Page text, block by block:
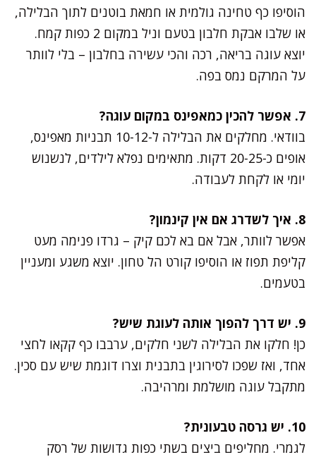
הוסיפו כף טחינה גולמית או חמאת בוטנים לתוך הבלילה,
או שלבו אבקת חלבון בטעם וניל במקום 2 כפות קמח.
יוצא עוגה בריאה, רכה והכי עשירה בחלבון – בלי לוותר
על המרקם נמס בפה.
7. אפשר להכין כמאפינס במקום עוגה?
בוודאי. מחלקים את הבלילה ל-10-12 תבניות מאפינס,
אופים כ-20-25 דקות. מתאימים נפלא לילדים, לנשנוש
יומי או לקחת לעבודה.
8. איך לשדרג אם אין קינמון?
אפשר לוותר, אבל אם בא לכם קיק – גרדו פנימה מעט
קליפת תפוז או הוסיפו קורט הל טחון. יוצא משגע ומעניין
בטעמים.
9. יש דרך להפוך אותה לעוגת שיש?
כן! חלקו את הבלילה לשני חלקים, ערבבו כף קקאו לחצי
אחד, ואז שפכו לסירוגין בתבנית וצרו דוגמת שיש עם סכין.
מתקבל עוגה מושלמת ומרהיבה.
10. יש גרסה טבעונית?
לגמרי. מחליפים ביצים בשתי כפות גדושות של רסק